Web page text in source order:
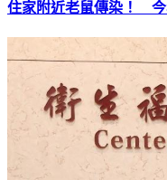
住家附近老鼠傳染！